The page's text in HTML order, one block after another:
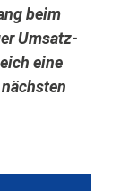
beim
Umsatz-
eine